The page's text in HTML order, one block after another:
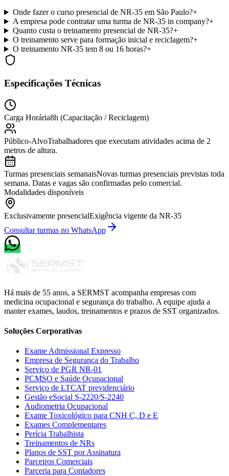
Onde fazer o curso presencial de NR-35 em São Paulo?+
A empresa pode contratar uma turma de NR-35 in company?+
Quanto custa o treinamento presencial de NR-35?+
O treinamento serve para formação inicial e reciclagem?+
O treinamento NR-35 tem 8 ou 16 horas?+
Especificações Técnicas
Carga Horária8h (Capacitação / Reciclagem)
Público-AlvoTrabalhadores que executam atividades acima de 2
metros de altura.
Turmas presenciais semanaisNovas turmas presenciais previstas toda
semana. Datas e vagas são confirmadas pelo comercial.
Modalidades disponíveis
Exclusivamente presencialExigência vigente da NR-35
Consultar turmas no WhatsApp
Há mais de 55 anos, a SERMST acompanha empresas com
medicina ocupacional e segurança do trabalho. A equipe ajuda a
manterexames, laudos, treinamentos e prazos de SST organizados.
Soluções Corporativas
Exame Admissional Expresso
Empresa de Segurança do Trabalho
Serviço de PGR NR-01
PCMSO e Saúde Ocupacional
Serviço de LTCAT previdenciário
Gestão eSocial S-2220/S-2240
Audiometria Ocupacional
Exame Toxicológico para CNH C, D e E
Exames Complementares
Perícia Trabalhista
Treinamentos de NRs
Planos de SST por Assinatura
Parceiros Comerciais
Parceria para Contadores